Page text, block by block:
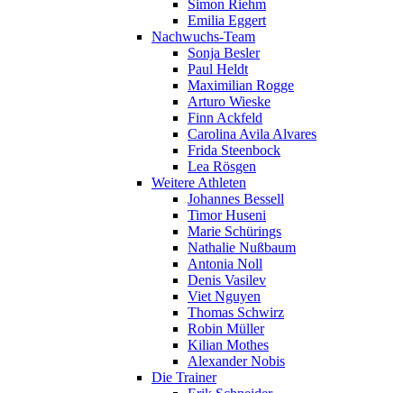
Simon Riehm
Emilia Eggert
Nachwuchs-Team
Sonja Besler
Paul Heldt
Maximilian Rogge
Arturo Wieske
Finn Ackfeld
Carolina Avila Alvares
Frida Steenbock
Lea Rösgen
Weitere Athleten
Johannes Bessell
Timor Huseni
Marie Schürings
Nathalie Nußbaum
Antonia Noll
Denis Vasilev
Viet Nguyen
Thomas Schwirz
Robin Müller
Kilian Mothes
Alexander Nobis
Die Trainer